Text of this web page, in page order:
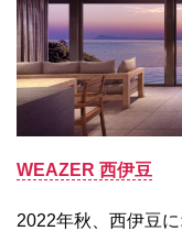
WEAZER 西伊豆
2022年秋、西伊豆